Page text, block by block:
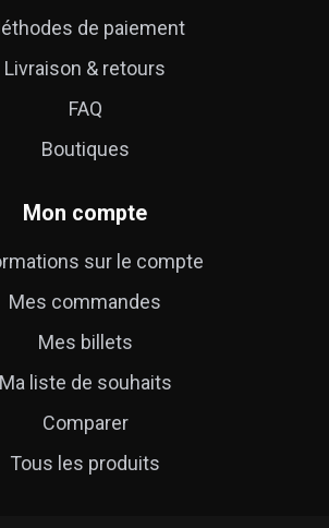
de paiement
Livraison & retours
FAQ
Boutiques
Mon compte
sur le compte
Mes commandes
Mes billets
Ma liste de souhaits
Comparer
Tous les produits